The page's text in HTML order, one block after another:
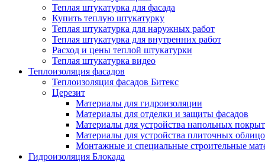
Теплая штукатурка для фасада
Купить теплую штукатурку
Теплая штукатурка для наружных работ
Теплая штукатурка для внутренних работ
Расход и цены теплой штукатурки
Теплая штукатурка видео
Теплоизоляция фасадов
Теплоизоляция фасадов Битекс
Церезит
Материалы для гидроизоляции
Материалы для отделки и защиты фасадов
Материалы для устройства напольных
Материалы для устройства плиточных
Монтажные и специальные строительные
Гидроизоляция Блокада